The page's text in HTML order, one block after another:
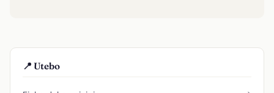
📍 Utebo